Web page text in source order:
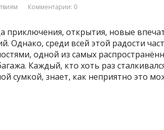
Комментарии: 0
приключения, открытия, новые
Однако, среди всей этой радости
одной из самых
Каждый, кто хоть раз
сумкой, знает, как неприятно это